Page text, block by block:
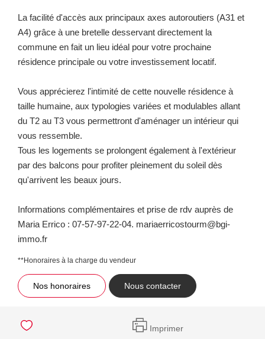
La facilité d'accès aux principaux axes autoroutiers (A31 et
A4) grâce à une bretelle desservant directement la
commune en fait un lieu idéal pour votre prochaine
résidence principale ou votre investissement locatif.
Vous apprécierez l'intimité de cette nouvelle résidence à
taille humaine, aux typologies variées et modulables allant
du T2 au T3 vous permettront d'aménager un intérieur qui
vous ressemble.
Tous les logements se prolongent également à l'extérieur
par des balcons pour profiter pleinement du soleil dès
qu'arrivent les beaux jours.
Informations complémentaires et prise de rdv auprès de
Maria Errico : 07-57-97-22-04. mariaerricostourm@bgi-
immo.fr
**Honoraires à la charge du vendeur
Nos honoraires Nous contacter
Imprimer